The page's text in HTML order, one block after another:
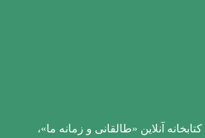
کتابخانه آنلاین «طالقانی و زمانه ما»،